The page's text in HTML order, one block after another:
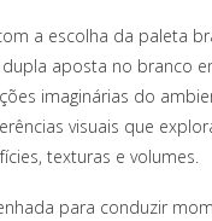
a escolha da paleta
aposta no branco
imaginárias do
visuais que
texturas e volumes.
para conduzir